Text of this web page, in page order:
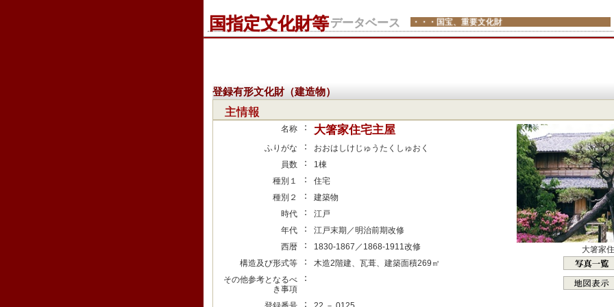
国指定文化財等データベース ・・・国宝、重要文化財
登録有形文化財（建造物）
主情報
名称 ： 大箸家住宅主屋
ふりがな ：
おおはしけじゅうたくしゅおく
員数
：
1棟
種別１
：
住宅
種別２
：
建築物
時代
：
江戸
年代
：
江戸末期／明治前期改修
西暦
：
1830-1867／1868-1911改修
構造及び形式等
：
木造2階建、瓦葺、建築面積269㎡
その他参考となるべ
き事項
：
：
大箸家